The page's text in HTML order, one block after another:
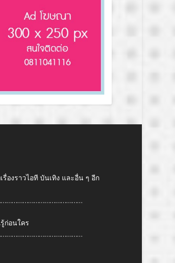
องราวไอที บันเทิง และอื่น ๆ อีก
ก่อนใคร